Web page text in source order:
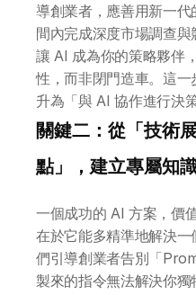
導創業者，應善用新一
間內完成深度市場調查與
讓 AI 成為你的策略夥伴
性，而非閉門造車。這
升為「與 AI 協作進行決
關鍵二：從「技術
點」，建立專屬知
一個成功的 AI 方案，價
在於它能多精準地解決
們引導創業者告別「
製來的指令無法解決你